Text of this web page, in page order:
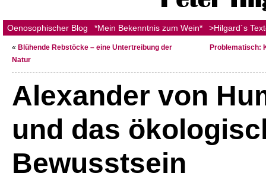
Oenosophischer Blog *Mein Bekenntnis zum Wein* >Hilgard´s
« Blühende Rebstöcke – eine Untertreibung der
Natur
Problematisch:
Alexander von
und das
Bewusstsein